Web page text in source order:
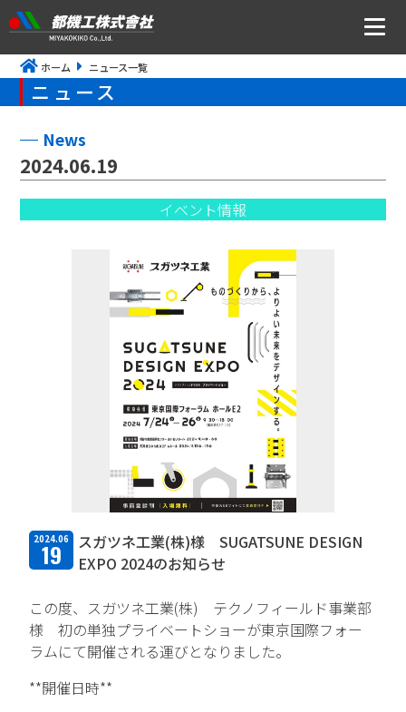
ニュース
トップメッセージ・社是・経営理念
事業所アクセス
取扱商品・メーカー
取扱メーカー一覧
採用情報
会社を知る
人と仕事を知る
ホーム ニュース一覧
ニュース
News
2024.06.19
イベント情報
2024.06
19
スガツネ工業(株)様 SUGATSUNE DESIGN
EXPO 2024のお知らせ
この度、スガツネ工業(株) テクノフィールド事業部
様 初の単独プライベートショーが東京国際フォー
ラムにて開催される運びとなりました。
**開催日時**